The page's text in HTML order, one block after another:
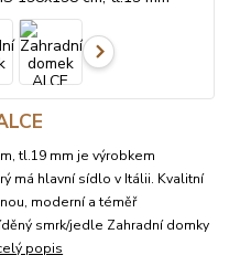
tl.19 mm je výrobkem
má hlavní sídlo v Itálii. Kvalitní
moderní a téměř
smrk/jedle Zahradní domky
popis